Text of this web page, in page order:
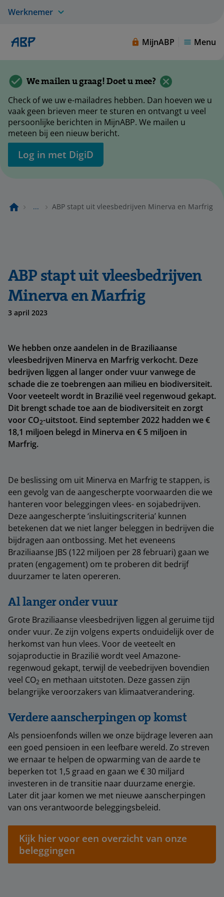
Werknemer
MijnABP Menu
We mailen u graag! Doet u mee?
Check of we uw e-mailadres hebben. Dan hoeven we u
vaak geen brieven meer te sturen en ontvangt u veel
persoonlijke berichten in MijnABP. We mailen u
meteen bij een nieuw bericht.
Log in met DigiD
... ABP stapt uit vleesbedrijven Minerva en Marfrig
ABP stapt uit vleesbedrijven
Minerva en Marfrig
3 april 2023
We hebben onze aandelen in de Braziliaanse
vleesbedrijven Minerva en Marfrig verkocht. Deze
bedrijven liggen al langer onder vuur vanwege de
schade die ze toebrengen aan milieu en biodiversiteit.
Voor veeteelt wordt in Brazilië veel regenwoud gekapt.
Dit brengt schade toe aan de biodiversiteit en zorgt
voor CO2-uitstoot. Eind september 2022 hadden we €
18,1 miljoen belegd in Minerva en € 5 miljoen in
Marfrig.
De beslissing om uit Minerva en Marfrig te stappen, is
een gevolg van de aangescherpte voorwaarden die we
hanteren voor beleggingen vlees- en sojabedrijven.
Deze aangescherpte ‘insluitingscriteria’ kunnen
betekenen dat we niet langer beleggen in bedrijven die
bijdragen aan ontbossing. Met het eveneens
Braziliaanse JBS (122 miljoen per 28 februari) gaan we
praten (engagement) om te proberen dit bedrijf
duurzamer te laten opereren.
Al langer onder vuur
Grote Braziliaanse vleesbedrijven liggen al geruime tijd
onder vuur. Ze zijn volgens experts onduidelijk over de
herkomst van hun vlees. Voor de veeteelt en
sojaproductie in Brazilië wordt veel Amazone-
regenwoud gekapt, terwijl de veebedrijven bovendien
veel CO2 en methaan uitstoten. Deze gassen zijn
belangrijke veroorzakers van klimaatverandering.
Verdere aanscherpingen op komst
Als pensioenfonds willen we onze bijdrage leveren aan
een goed pensioen in een leefbare wereld. Zo streven
we ernaar te helpen de opwarming van de aarde te
beperken tot 1,5 graad en gaan we € 30 miljard
investeren in de transitie naar duurzame energie.
Later dit jaar komen we met nieuwe aanscherpingen
van ons verantwoorde beleggingsbeleid.
Kijk hier voor een overzicht van onze
beleggingen